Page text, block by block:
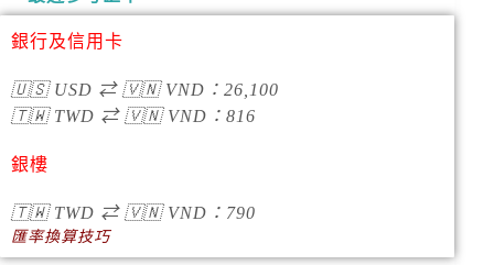
銀行及信用卡
🇺🇸USD ⇄ 🇻🇳VND ： 26,100
🇹🇼TWD ⇄ 🇻🇳VND ： 816
銀樓
🇹🇼TWD ⇄ 🇻🇳VND ：790
匯率換算技巧